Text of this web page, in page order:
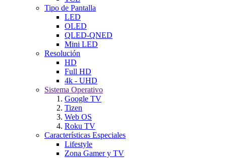
Tipo de Pantalla
LED
OLED
QLED-QNED
Mini LED
Resolución
HD
Full HD
4k - UHD
Sistema Operativo
Google TV
Tizen
Web OS
Roku TV
Características Especiales
Lifestyle
Zona Gamer y TV